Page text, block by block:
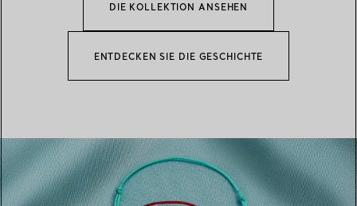
DIE KOLLEKTION ANSEHEN
ENTDECKEN SIE DIE GESCHICHTE